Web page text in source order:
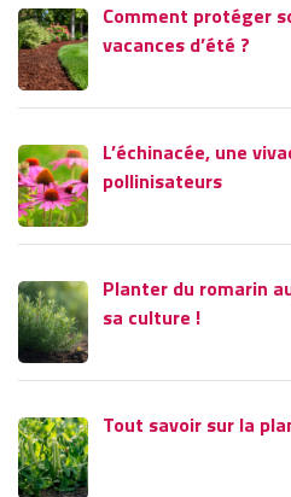
Comment protéger
vacances d’été ?
L’échinacée, une
pollinisateurs
Planter du romarin
sa culture !
Tout savoir sur la